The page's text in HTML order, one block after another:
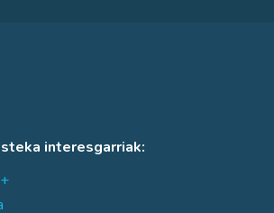
interesgarriak: